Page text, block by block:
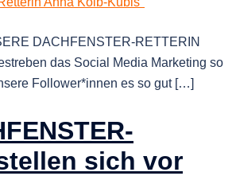
DACHFENSTER-RETTERIN
das Social Media Marketing so
Follower*innen es so gut […]
sich vor